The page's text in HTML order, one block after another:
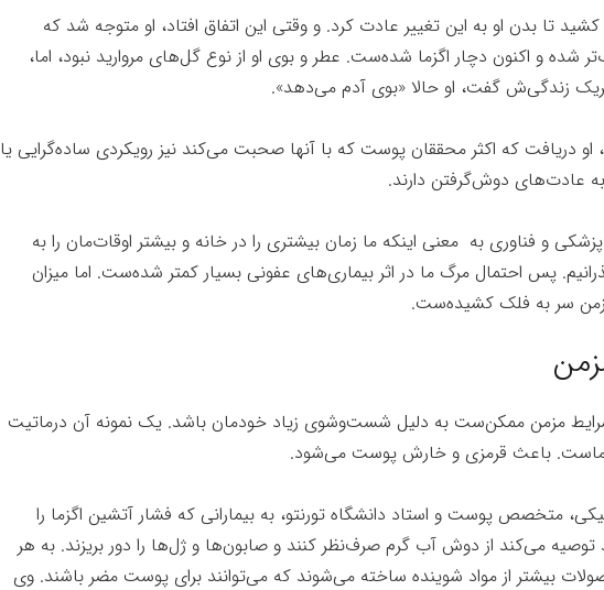
تا بدن او به این تغییر عادت کرد. و وقتی این اتفاق افتاد، او متوجه شد که
شده و اکنون دچار اگزما شده‌ست. عطر و بوی او از نوع گل‌های مروارید نبود، اما،
زندگی‌ش گفت، او حالا «بوی آدم می‌دهد».
او دریافت که اکثر محققان پوست که با آنها صحبت می‌کند نیز رویکردی ساده‌گرایی یا
عادت‌های دوش‌گرفتن دارند.
و فناوری به معنی اینکه ما زمان بیشتری را در خانه و بیشتر اوقات‌مان را به
پس احتمال مرگ ما در اثر بیماری‌های عفونی بسیار کمتر شده‌ست. اما میزان
سر به فلک کشیده‌ست.
مزمن ممکن‌ست به دلیل شست‌وشوی زیاد خودمان باشد. یک نمونه آن درماتیت
باعث قرمزی و خارش پوست می‌شود.
متخصص پوست و استاد دانشگاه تورنتو، به بیمارانی که فشار آتشین اگزما را
توصیه می‌کند از دوش آب گرم صرف‌نظر کنند و صابون‌ها و ژل‌ها را دور بریزند. به هر
بیشتر از مواد شوینده ساخته می‌شوند که می‌توانند برای پوست مضر باشند. وی